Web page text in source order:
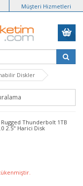
Müşteri Hizmetleri
Diskler
Rugged Thunderbolt 1TB
2.5" Harici Disk